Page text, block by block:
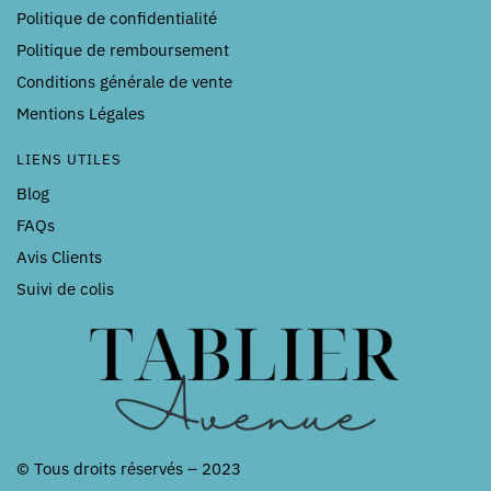
Politique de confidentialité
Politique de remboursement
Conditions générale de vente
Mentions Légales
LIENS UTILES
Blog
FAQs
Avis Clients
Suivi de colis
© Tous droits réservés – 2023